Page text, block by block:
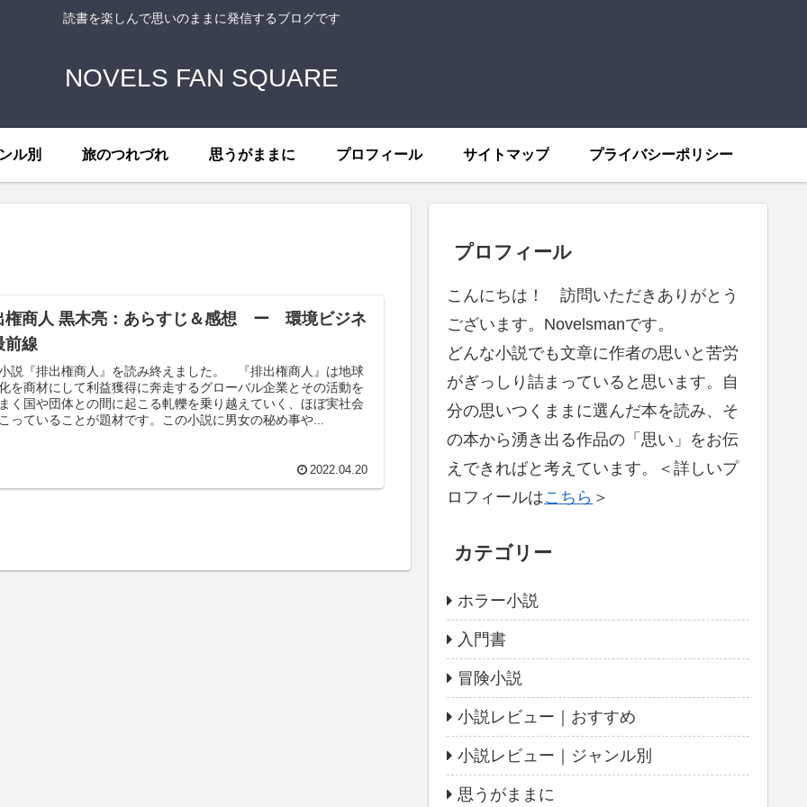
読書を楽しんで思いのままに発信するブログです
NOVELS FAN SQUARE
ル別 旅のつれづれ 思うがままに プロフィール サイトマップ プライバシーポリシー
権商人 黒木亮：あらすじ＆感想 ー 環境ビジネ
前線
説『排出権商人』を読み終えました。 『排出権商人』は地球
を商材にして利益獲得に奔走するグローバル企業とその活動を
く国や団体との間に起こる軋轢を乗り越えていく、ほぼ実社会
っていることが題材です。この小説に男女の秘め事や...
2022.04.20
プロフィール
こんにちは！ 訪問いただきありがとう
ございます。Novelsmanです。
どんな小説でも文章に作者の思いと苦労
がぎっしり詰まっていると思います。自
分の思いつくままに選んだ本を読み、そ
の本から湧き出る作品の「思い」をお伝
えできればと考えています。＜詳しいプ
ロフィールはこちら ＞
カテゴリー
ホラー小説
入門書
冒険小説
小説レビュー｜おすすめ
小説レビュー｜ジャンル別
思うがままに